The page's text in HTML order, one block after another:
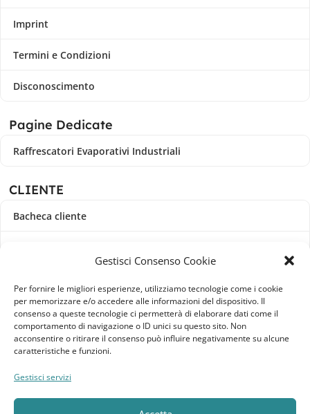
Gestisci Consenso Cookie
Per fornire le migliori esperienze, utilizziamo tecnologie come i cookie
per memorizzare e/o accedere alle informazioni del dispositivo. Il
consenso a queste tecnologie ci permetterà di elaborare dati come il
comportamento di navigazione o ID unici su questo sito. Non
acconsentire o ritirare il consenso può influire negativamente su alcune
caratteristiche e funzioni.
Gestisci servizi
Imprint
Termini e Condizioni
Disconoscimento
Pagine Dedicate
Raffrescatori Evaporativi Industriali
CLIENTE
Bacheca cliente
Indirizzi
Metodi di pagamento
Dettagli account
Lista dei desideri